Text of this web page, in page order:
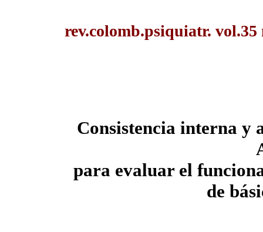
rev.colomb.psiquiatr.
Consistencia interna y
para evaluar el
de